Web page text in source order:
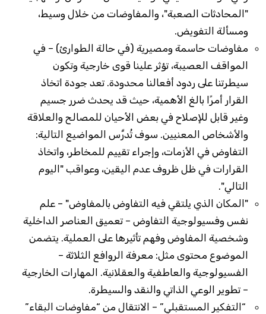
"المحادثات الصعبة"، والمفاوضات من خلال وسيط،
ومسألة التفويض.
مفاوضات حاسمة ومصيرية (في حالة الطوارئ) – في
المواقف العصيبة، تؤثر علينا قوى خارجية وتكون
سيطرتنا على ردود أفعالنا محدودة. تعد جودة اتخاذ
القرار أمرًا بالغ الأهمية، حيث قد يحدث ضرر جسيم
وغير قابل للإصلاح في بعض الأحيان للمصالح والعلاقة
والأشخاص المعنيين. سوف تُدرَّس المواضيع التالية:
التفاوض في الأزمات، وإجراء تقييم للمخاطر، واتخاذ
القرارات في ظل ظروف عدم اليقين، وعواقب "اليوم
التالي".
"المكان الذي يلتقي فيه التفاوض بالمفاوض" – علم
نفس وفسيولوجية التفاوض – تعميق العناصر الداخلية
وشخصية المفاوض وفهم تأثيرها على العملية. يتضمن
الموضوع محتوى مثل: معرفة الروافع الثلاثة –
الفسيولوجية والعاطفية والعقلانية. المهارات الخارجية
– تطوير الوعي الذاتي والنقد والسيطرة.
“التفكير المستقبلي” – الانتقال من “مفاوضات البقاء”